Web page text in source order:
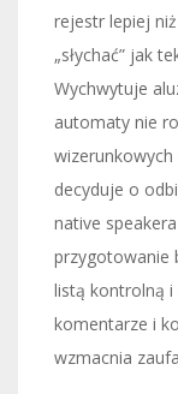
rejestr lepiej
„słychać” jak
Wychwytuje
automaty nie
decyduje o
native
przygotowanie
listą kontrolną i
komentarze i
wzmacnia